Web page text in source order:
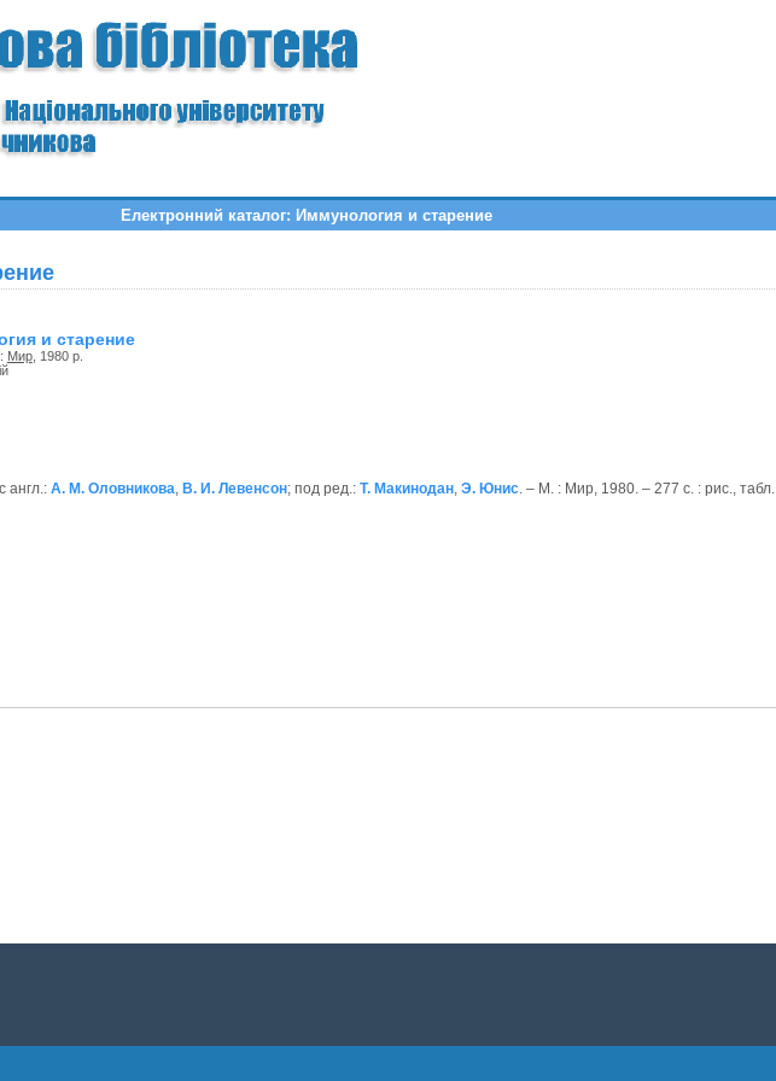
Електронний каталог: Иммунология и старение
и старение
Мир, 1980 р.
англ.: А. М. Оловникова, В. И. Левенсон; под ред.: Т. Макинодан, Э. Юнис. – М. : Мир, 1980. – 277 с. : рис., табл.